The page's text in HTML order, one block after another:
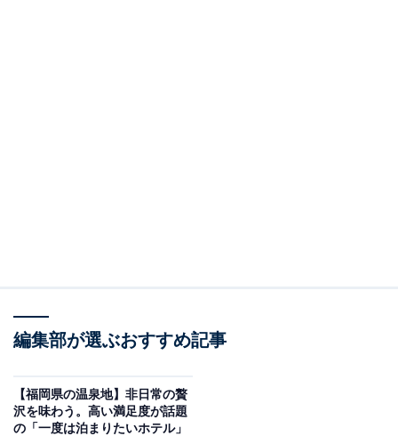
編集部が選ぶおすすめ記事
【福岡県の温泉地】非日常の贅
沢を味わう。高い満足度が話題
の「一度は泊まりたいホテル」